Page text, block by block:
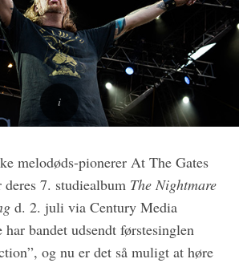
melodøds-pionerer At The Gates
deres 7. studiealbum The Nightmare
d. 2. juli via Century Media
bandet udsendt førstesinglen
og nu er det så muligt at høre